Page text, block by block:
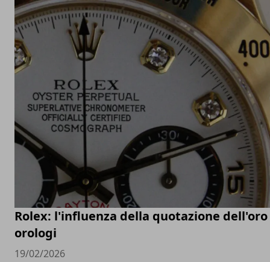
Rolex: l'influenza della quotazione
orologi
19/02/2026